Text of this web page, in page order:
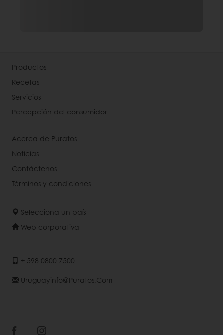
Productos
Recetas
Servicios
Percepción del consumidor
Acerca de Puratos
Noticias
Contáctenos
Términos y condiciones
Selecciona un país
Web corporativa
+ 598 0800 7500
Uruguayinfo@puratos.com